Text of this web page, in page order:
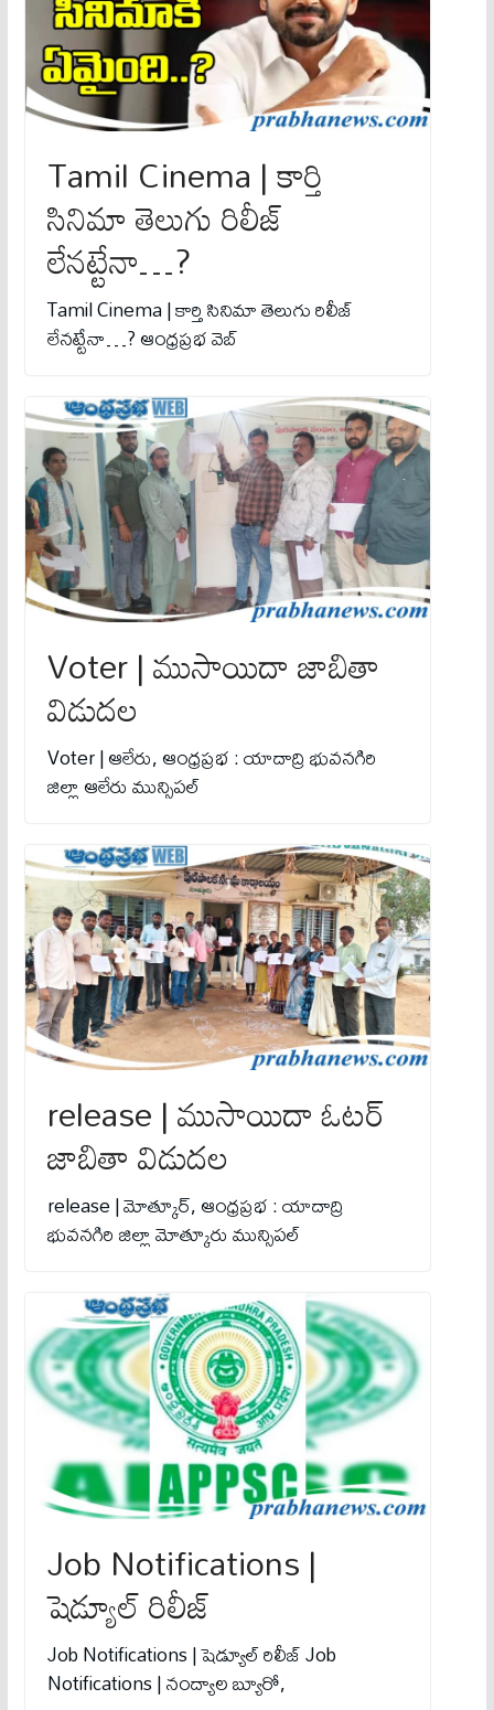
Tamil Cinema | కార్తి
సినిమా తెలుగు రిలీజ్
లేనట్టేనా…?
Tamil Cinema | కార్తి సినిమా తెలుగు రిలీజ్
లేనట్టేనా…? ఆంధ్రప్రభ వెబ్
Voter | ముసాయిదా జాబితా
విడుదల
Voter | ఆలేరు, ఆంధ్రప్రభ : యాదాద్రి భువనగిరి
జిల్లా ఆలేరు మున్సిపల్
release | ముసాయిదా ఓటర్
జాబితా విడుదల
release | మోత్కూర్, ఆంధ్రప్రభ : యాదాద్రి
భువనగిరి జిల్లా మోత్కూరు మున్సిపల్
Job Notifications |
షెడ్యూల్ రిలీజ్
Job Notifications | షెడ్యూల్ రిలీజ్ Job
Notifications | నంద్యాల బ్యూరో,